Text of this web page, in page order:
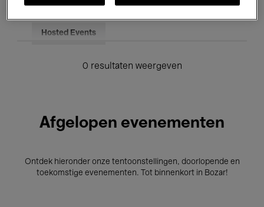
Onderwijs Rondleidingen
Hosted Events
0 resultaten weergeven
Afgelopen evenementen
Ontdek hieronder onze tentoonstellingen, doorlopende en
toekomstige evenementen. Tot binnenkort in Bozar!